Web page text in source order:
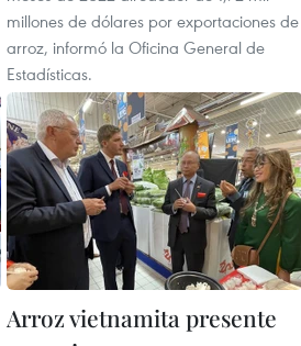
millones de dólares por exportaciones de
arroz, informó la Oficina General de
Estadísticas.
Arroz vietnamita presente